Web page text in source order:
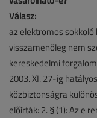
Válasz:
az elektromos
visszamenőleg nem
kereskedelmi
2003. XI. 27-ig
közbiztonságra
előírták: 2. § (1): Az e